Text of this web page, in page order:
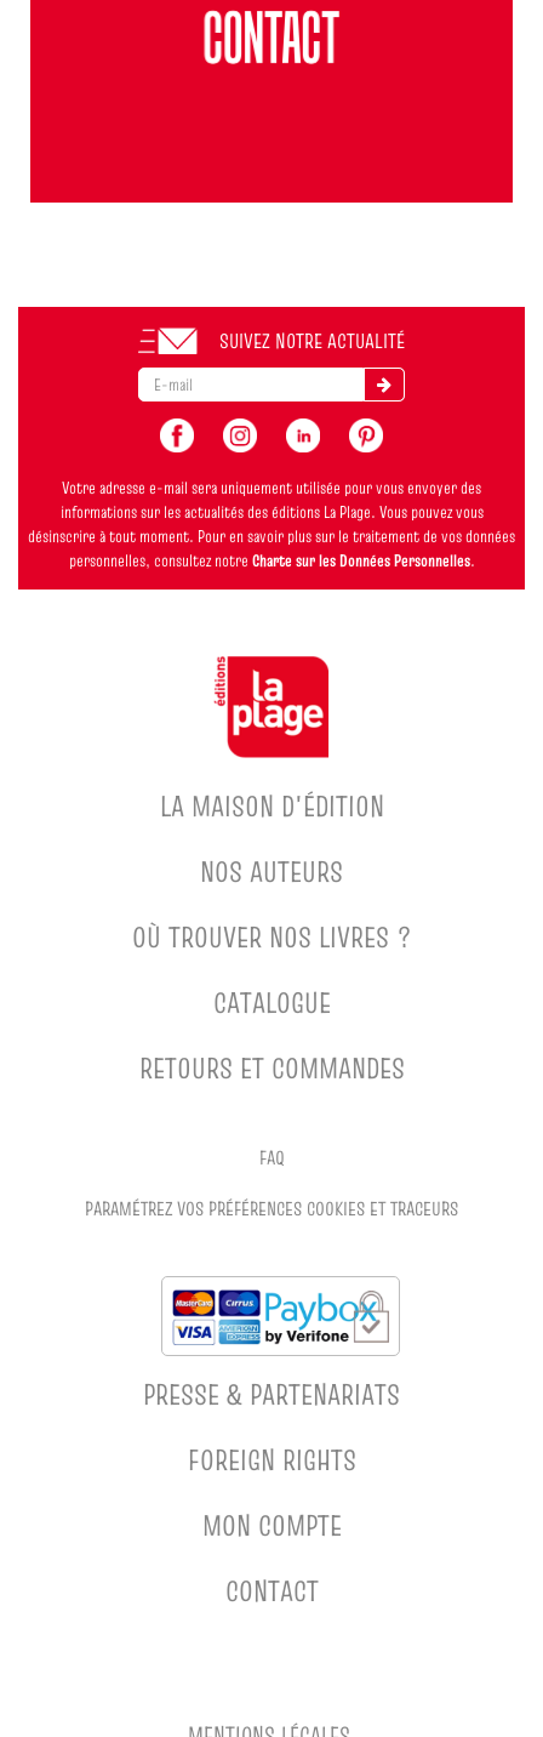
SUIVEZ NOTRE ACTUALITÉ
Votre adresse e-mail sera uniquement utilisée pour vous envoyer des
informations sur les actualités des éditions La Plage. Vous pouvez vous
désinscrire à tout moment. Pour en savoir plus sur le traitement de vos données
personnelles, consultez notre Charte sur les Données Personnelles.
LA MAISON D'ÉDITION
NOS AUTEURS
OÙ TROUVER NOS LIVRES ?
CATALOGUE
RETOURS ET COMMANDES
FAQ
PARAMÉTREZ VOS PRÉFÉRENCES COOKIES ET TRACEURS
PRESSE & PARTENARIATS
FOREIGN RIGHTS
MON COMPTE
CONTACT